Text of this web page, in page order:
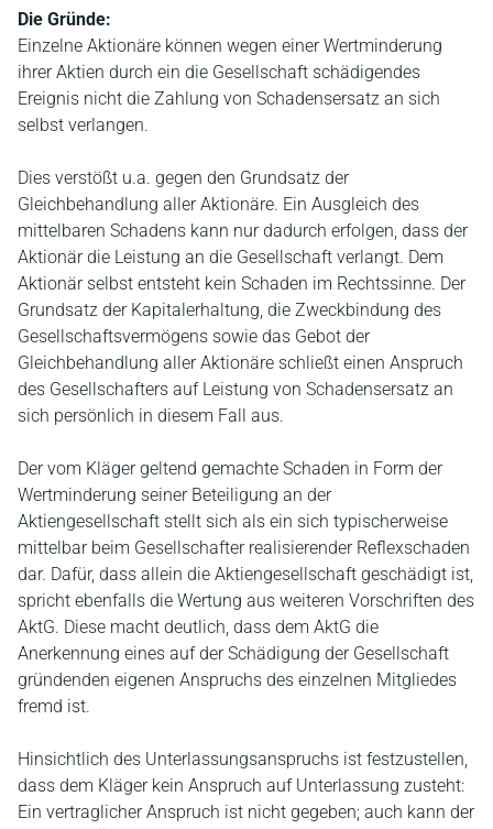
Die Gründe:
Einzelne Aktionäre können wegen einer Wertminderung
ihrer Aktien durch ein die Gesellschaft schädigendes
Ereignis nicht die Zahlung von Schadensersatz an sich
selbst verlangen.
Dies verstößt u.a. gegen den Grundsatz der
Gleichbehandlung aller Aktionäre. Ein Ausgleich des
mittelbaren Schadens kann nur dadurch erfolgen, dass der
Aktionär die Leistung an die Gesellschaft verlangt. Dem
Aktionär selbst entsteht kein Schaden im Rechtssinne. Der
Grundsatz der Kapitalerhaltung, die Zweckbindung des
Gesellschaftsvermögens sowie das Gebot der
Gleichbehandlung aller Aktionäre schließt einen Anspruch
des Gesellschafters auf Leistung von Schadensersatz an
sich persönlich in diesem Fall aus.
Der vom Kläger geltend gemachte Schaden in Form der
Wertminderung seiner Beteiligung an der
Aktiengesellschaft stellt sich als ein sich typischerweise
mittelbar beim Gesellschafter realisierender Reflexschaden
dar. Dafür, dass allein die Aktiengesellschaft geschädigt ist,
spricht ebenfalls die Wertung aus weiteren Vorschriften des
AktG. Diese macht deutlich, dass dem AktG die
Anerkennung eines auf der Schädigung der Gesellschaft
gründenden eigenen Anspruchs des einzelnen Mitgliedes
fremd ist.
Hinsichtlich des Unterlassungsanspruchs ist festzustellen,
dass dem Kläger kein Anspruch auf Unterlassung zusteht:
Ein vertraglicher Anspruch ist nicht gegeben; auch kann der